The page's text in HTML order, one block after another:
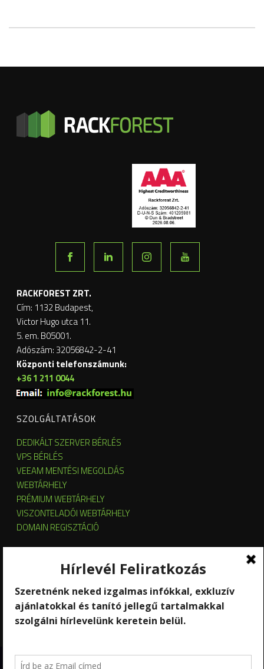
RACKFOREST ZRT.
Cím: 1132 Budapest,
Victor Hugo utca 11.
5. em. B05001.
Adószám: 32056842-2-41
Központi telefonszámunk:
+36 1 211 0044
SZOLGÁLTATÁSOK
DEDIKÁLT SZERVER BÉRLÉS
VPS BÉRLÉS
VEEAM MENTÉSI MEGOLDÁS
WEBTÁRHELY
PRÉMIUM WEBTÁRHELY
VISZONTELADÓI WEBTÁRHELY
DOMAIN REGISZTÁCIÓ
SZERVER ÜZEMELTETÉS
SZOFTVERBÉRLÉS
STREAMING
Copyright 2026 © RackForest